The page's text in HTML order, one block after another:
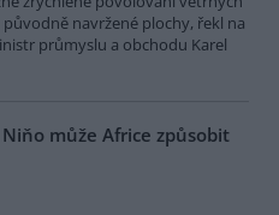
navržené plochy, řekl na
průmyslu a obchodu Karel
může Africe způsobit